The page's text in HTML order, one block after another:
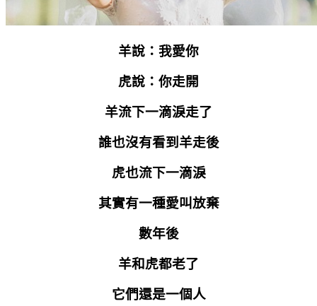
羊說：我愛你
虎說：你走開
羊流下一滴淚走了
誰也沒有看到羊走後
虎也流下一滴淚
其實有一種愛叫放棄
數年後
羊和虎都老了
它們還是一個人